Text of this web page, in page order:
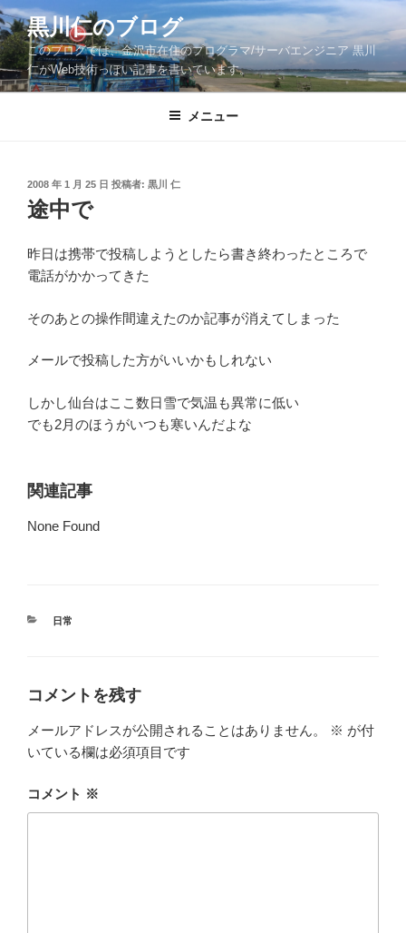
コ
ン
テ
ン
ツ
黒川仁のブログ
このブログでは、金沢市在住のプログラマ/サーバエンジニア 黒川
仁がWeb技術っぽい記事を書いています。
メニュー
投
稿
日:
2008 年 1 月 25 日 投稿者: 黒川 仁
途中で
昨日は携帯で投稿しようとしたら書き終わったところで
電話がかかってきた
そのあとの操作間違えたのか記事が消えてしまった
メールで投稿した方がいいかもしれない
しかし仙台はここ数日雪で気温も異常に低い
でも2月のほうがいつも寒いんだよな
関連記事
None Found
カ
日常
コメントを残す
メールアドレスが公開されることはありません。 ※ が付
いている欄は必須項目です
コメント ※